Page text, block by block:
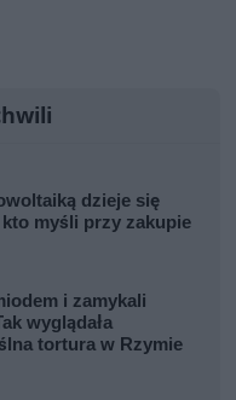
dzieje się
kto myśli przy zakupie
i zamykali
wyglądała
tortura w Rzymie